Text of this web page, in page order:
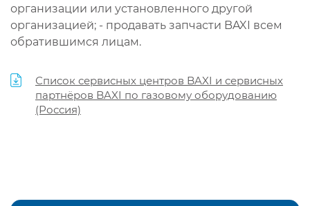
организации или установленного другой
организацией; - продавать запчасти BAXI всем
обратившимся лицам.
Список сервисных центров BAXI и сервисных
партнёров BAXI по газовому оборудованию
(Россия)